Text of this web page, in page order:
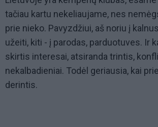
tačiau kartu nekeliaujame, nes
prie nieko. Pavyzdžiui, aš noriu į
užeiti, kiti - į parodas, parduotuves. Ir
skirtis interesai, atsiranda trintis,
nekalbadieniai. Todėl geriausia, kai
derintis.